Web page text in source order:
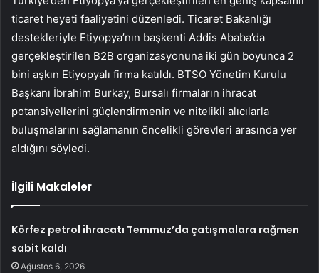
ticaret heyeti faaliyetini düzenledi. Ticaret Bakanlığı
destekleriyle Etiyopya’nın başkenti Addis Ababa’da
gerçekleştirilen B2B organizasyonuna iki gün boyunca 2
bini aşkın Etiyopyalı firma katıldı. BTSO Yönetim Kurulu
Başkanı İbrahim Burkay, Bursalı firmaların ihracat
potansiyellerini güçlendirmenin ve nitelikli alıcılarla
buluşmalarını sağlamanın öncelikli görevleri arasında yer
aldığını söyledi.
İlgili Makaleler
Körfez petrol ihracatı Temmuz’da çatışmalara rağmen
sabit kaldı
Ağustos 6, 2026